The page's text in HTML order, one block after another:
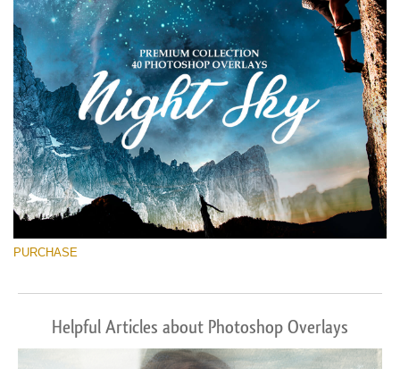
PURCHASE
Helpful Articles about Photoshop Overlays